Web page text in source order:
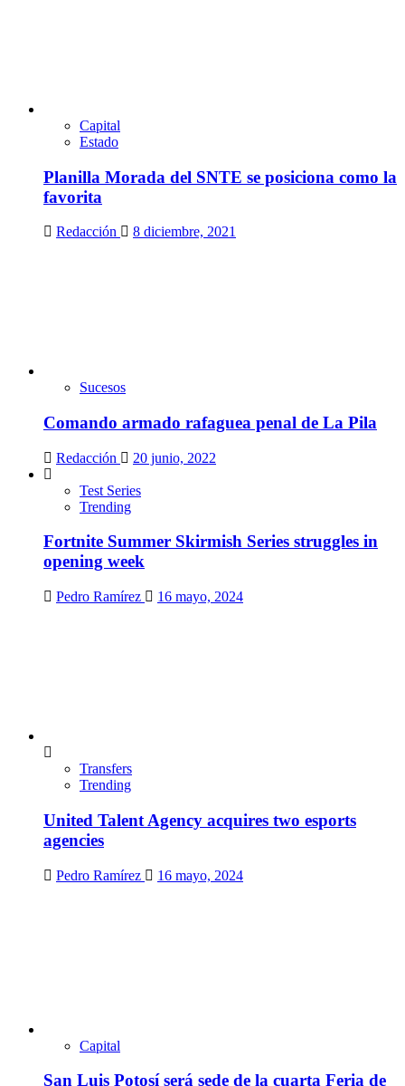
Capital
Estado
Planilla Morada del SNTE se posiciona como la
favorita
Redacción 8 diciembre, 2021
Sucesos
Comando armado rafaguea penal de La Pila
Redacción 20 junio, 2022
Test Series
Trending
Fortnite Summer Skirmish Series struggles in
opening week
Pedro Ramírez 16 mayo, 2024
Transfers
Trending
United Talent Agency acquires two esports
agencies
Pedro Ramírez 16 mayo, 2024
Capital
San Luis Potosí será sede de la cuarta Feria de